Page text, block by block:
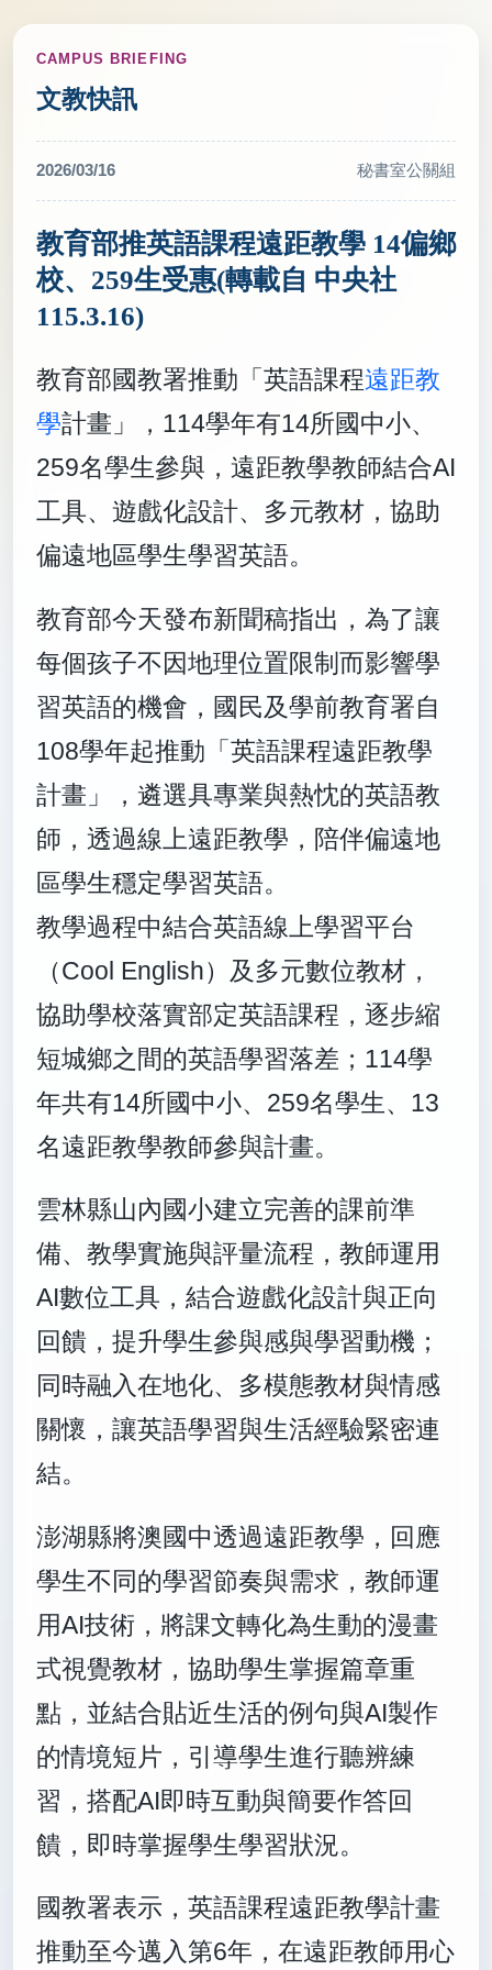
CAMPUS BRIEFING
文教快訊
2026/03/16 秘書室公關組
教育部推英語課程遠距教學 14偏鄉
校、259生受惠(轉載自 中央社
115.3.16)
教育部國教署推動「英語課程遠距教
學計畫」，114學年有14所國中小、
259名學生參與，遠距教學教師結合AI
工具、遊戲化設計、多元教材，協助
偏遠地區學生學習英語。
教育部今天發布新聞稿指出，為了讓
每個孩子不因地理位置限制而影響學
習英語的機會，國民及學前教育署自
108學年起推動「英語課程遠距教學
計畫」，遴選具專業與熱忱的英語教
師，透過線上遠距教學，陪伴偏遠地
區學生穩定學習英語。
教學過程中結合英語線上學習平台
（Cool English）及多元數位教材，
協助學校落實部定英語課程，逐步縮
短城鄉之間的英語學習落差；114學
年共有14所國中小、259名學生、13
名遠距教學教師參與計畫。
雲林縣山內國小建立完善的課前準
備、教學實施與評量流程，教師運用
AI數位工具，結合遊戲化設計與正向
回饋，提升學生參與感與學習動機；
同時融入在地化、多模態教材與情感
關懷，讓英語學習與生活經驗緊密連
結。
澎湖縣將澳國中透過遠距教學，回應
學生不同的學習節奏與需求，教師運
用AI技術，將課文轉化為生動的漫畫
式視覺教材，協助學生掌握篇章重
點，並結合貼近生活的例句與AI製作
的情境短片，引導學生進行聽辨練
習，搭配AI即時互動與簡要作答回
饋，即時掌握學生學習狀況。
國教署表示，英語課程遠距教學計畫
推動至今邁入第6年，在遠距教師用心